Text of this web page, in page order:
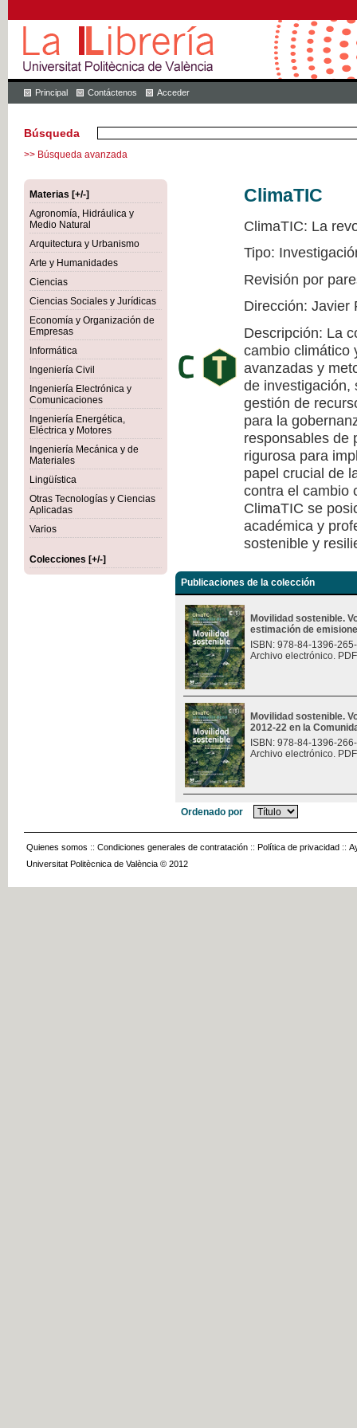
Principal Contáctenos Acceder
Búsqueda
>> Búsqueda avanzada
Materias [+/-]
Agronomía, Hidráulica y
Medio Natural
Arquitectura y Urbanismo
Arte y Humanidades
Ciencias
Ciencias Sociales y Jurídicas
Economía y Organización de
Empresas
Informática
Ingeniería Civil
Ingeniería Electrónica y
Comunicaciones
Ingeniería Energética,
Eléctrica y Motores
Ingeniería Mecánica y de
Materiales
Lingüística
Otras Tecnologías y Ciencias
Aplicadas
Varios
Colecciones [+/-]
ClimaTIC
ClimaTIC: La
Tipo:
Revisión por
Dirección: Javier
Descripción: La
cambio climático
avanzadas y
de investigación,
gestión de
para la
responsables de
rigurosa para
papel crucial de
contra el cambio
ClimaTIC se
académica y
sostenible y
Publicaciones de la colección
Movilidad sostenible.
estimación de
ISBN: 978-84-1396-
Archivo electrónico.
Movilidad sostenible.
2012-22 en la
ISBN: 978-84-1396-
Archivo electrónico.
Ordenado por
Quienes somos :: Condiciones generales de contratación :: Política de privacidad ::
Universitat Politècnica de València © 2012